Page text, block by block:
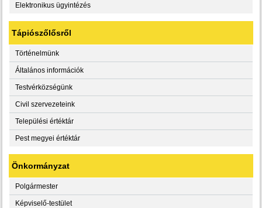
Elektronikus ügyintézés
Tápiószőlősről
Történelmünk
Általános információk
Testvérközségünk
Civil szervezeteink
Települési értéktár
Pest megyei értéktár
Önkormányzat
Polgármester
Képviselő-testület